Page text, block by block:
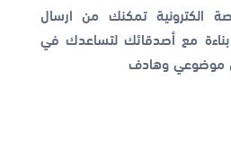
الكترونية تمكنك من ارسال
مع أصدقائك لتساعدك في
موضوعي وهادف